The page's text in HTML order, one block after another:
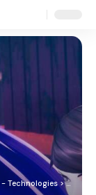
Resizer
Technologies>Blog